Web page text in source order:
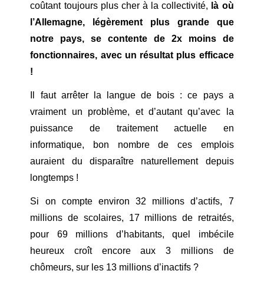
coûtant toujours plus cher à la collectivité, là où
l’Allemagne, légèrement plus grande que
notre pays, se contente de 2x moins de
fonctionnaires, avec un résultat plus efficace
!
Il faut arrêter la langue de bois : ce pays a
vraiment un problème, et d’autant qu’avec la
puissance de traitement actuelle en
informatique, bon nombre de ces emplois
auraient du disparaître naturellement depuis
longtemps !
Si on compte environ 32 millions d’actifs, 7
millions de scolaires, 17 millions de retraités,
pour 69 millions d’habitants, quel imbécile
heureux croît encore aux 3 millions de
chômeurs, sur les 13 millions d’inactifs ?